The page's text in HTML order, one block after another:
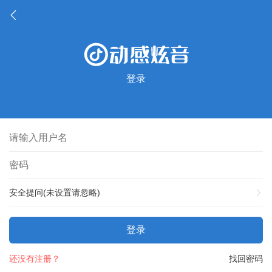
登录
安全提问(未设置请忽略)
登录
找回密码
还没有注册？